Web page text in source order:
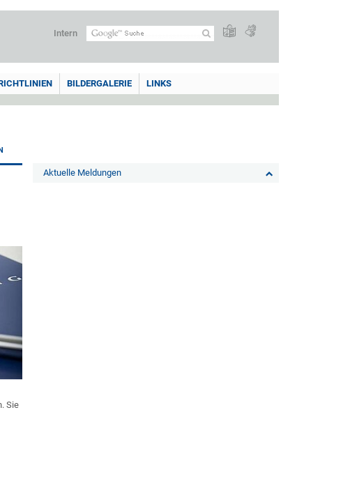
Intern
BILDERGALERIE LINKS
Sie
Aktuelle Meldungen